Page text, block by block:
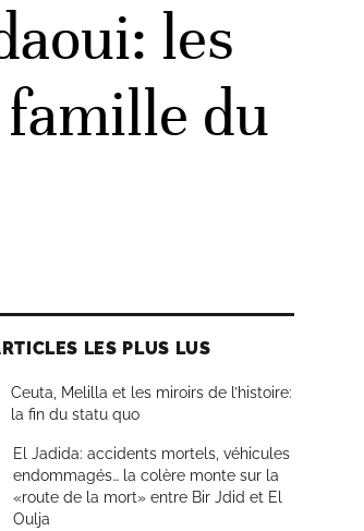
les
du
LES PLUS LUS
Ceuta, Melilla et les miroirs de l’histoire:
la fin du statu quo
El Jadida: accidents mortels, véhicules
endommagés… la colère monte sur la
«route de la mort» entre Bir Jdid et El
Oulja